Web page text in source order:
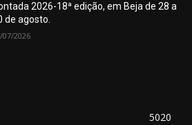
2026-18ª edição, em Beja de 28 a
de agosto.
07/2026
5020